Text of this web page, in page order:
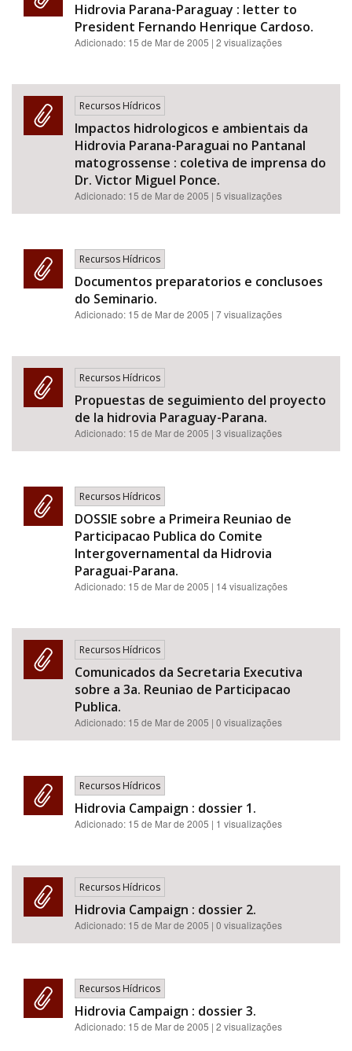
Hidrovia Parana-Paraguay : letter to
President Fernando Henrique Cardoso.
Adicionado: 15 de Mar de 2005 | 2 visualizações
Recursos Hídricos
Impactos hidrologicos e ambientais da
Hidrovia Parana-Paraguai no Pantanal
matogrossense : coletiva de imprensa do
Dr. Victor Miguel Ponce.
Adicionado: 15 de Mar de 2005 | 5 visualizações
Recursos Hídricos
Documentos preparatorios e conclusoes
do Seminario.
Adicionado: 15 de Mar de 2005 | 7 visualizações
Recursos Hídricos
Propuestas de seguimiento del proyecto
de la hidrovia Paraguay-Parana.
Adicionado: 15 de Mar de 2005 | 3 visualizações
Recursos Hídricos
DOSSIE sobre a Primeira Reuniao de
Participacao Publica do Comite
Intergovernamental da Hidrovia
Paraguai-Parana.
Adicionado: 15 de Mar de 2005 | 14 visualizações
Recursos Hídricos
Comunicados da Secretaria Executiva
sobre a 3a. Reuniao de Participacao
Publica.
Adicionado: 15 de Mar de 2005 | 0 visualizações
Recursos Hídricos
Hidrovia Campaign : dossier 1.
Adicionado: 15 de Mar de 2005 | 1 visualizações
Recursos Hídricos
Hidrovia Campaign : dossier 2.
Adicionado: 15 de Mar de 2005 | 0 visualizações
Recursos Hídricos
Hidrovia Campaign : dossier 3.
Adicionado: 15 de Mar de 2005 | 2 visualizações